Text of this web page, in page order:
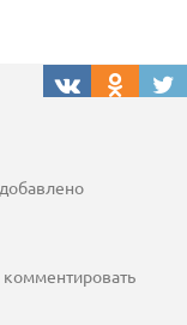
комментировать